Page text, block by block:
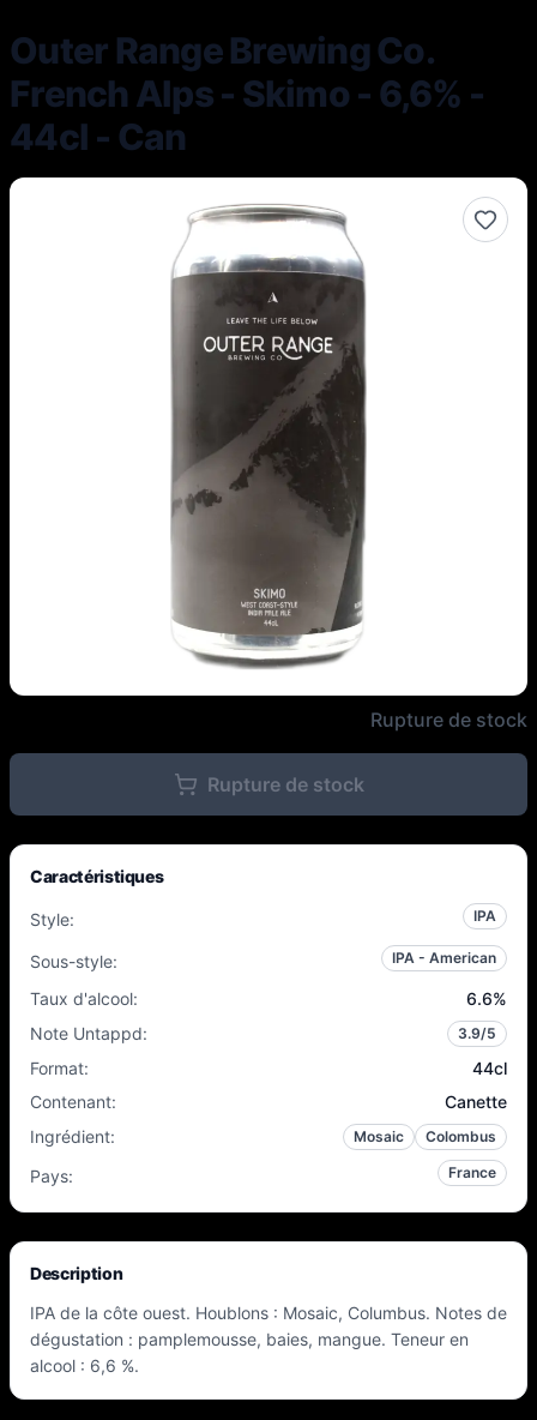
Outer Range Brewing Co.
French Alps - Skimo - 6,6% -
44cl - Can
Outer Range Brewing Co.Rupture de stock
Rupture de stock
Caractéristiques
Style: IPA
Sous-style: IPA - American
Taux d'alcool: 6.6%
Note Untappd: 3.9/5
Format:
44cl
Contenant:
Canette
Ingrédient: Mosaic Colombus
Pays: France
Description
IPA de la côte ouest. Houblons : Mosaic, Columbus. Notes de
dégustation : pamplemousse, baies, mangue. Teneur en
alcool : 6,6 %.